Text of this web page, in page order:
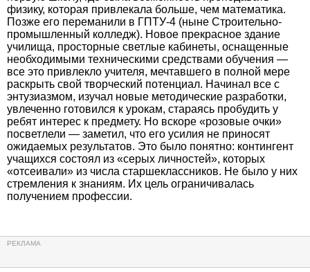
физику, которая привлекала больше, чем математика.
Позже его переманили в ГПТУ-4 (ныне Строительно-
промышленный колледж). Новое прекрасное здание
училища, просторные светлые кабинеты, оснащенные
необходимыми техническими средствами обучения —
все это привлекло учителя, мечтавшего в полной мере
раскрыть свой творческий потенциал. Начинал все с
энтузиазмом, изучал новые методические разработки,
увлеченно готовился к урокам, стараясь пробудить у
ребят интерес к предмету. Но вскоре «розовые очки»
посветлели — заметил, что его усилия не приносят
ожидаемых результатов. Это было понятно: контингент
учащихся состоял из «серых личностей», которых
«отсеивали» из числа старшеклассников. Не было у них
стремления к знаниям. Их цель ограничивалась
получением профессии.